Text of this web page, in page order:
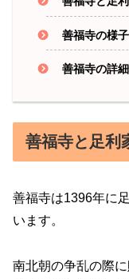
善福寺の様
善福寺の詳
善福寺と足利
善福寺は1396年に
います。
南北朝の争乱の際